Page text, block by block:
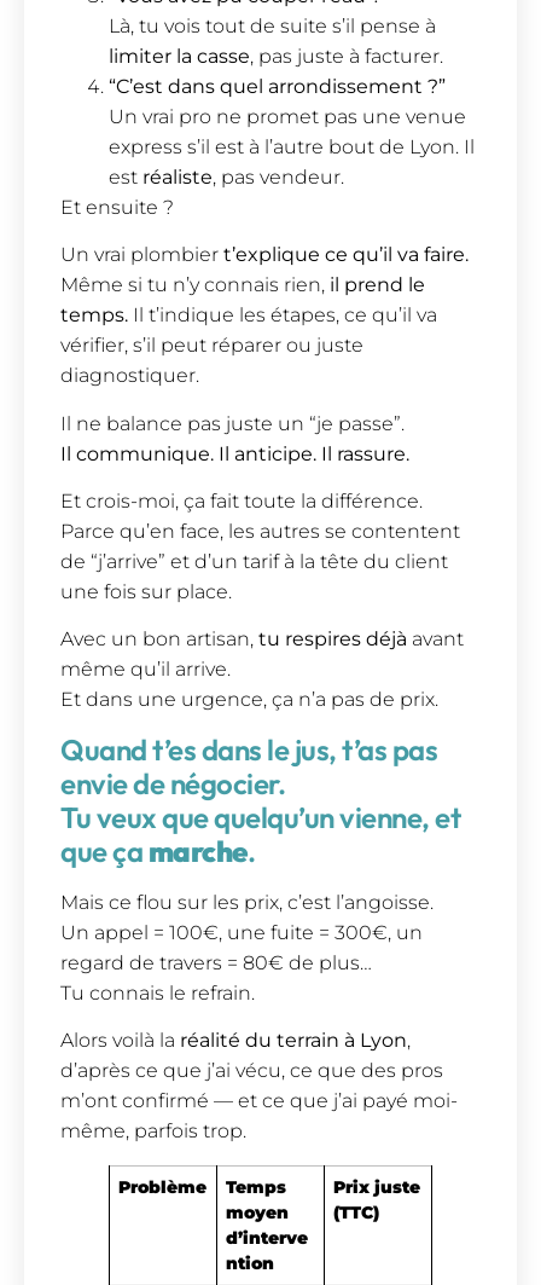
Là, tu vois tout de suite s’il pense à
limiter la casse, pas juste à facturer.
“C’est dans quel arrondissement ?”
Un vrai pro ne promet pas une venue
express s’il est à l’autre bout de Lyon. Il
est réaliste, pas vendeur.
Et ensuite ?
Un vrai plombier t’explique ce qu’il va faire.
Même si tu n’y connais rien, il prend le
temps. Il t’indique les étapes, ce qu’il va
vérifier, s’il peut réparer ou juste
diagnostiquer.
Il ne balance pas juste un “je passe”.
Il communique. Il anticipe. Il rassure.
Et crois-moi, ça fait toute la différence.
Parce qu’en face, les autres se contentent
de “j’arrive” et d’un tarif à la tête du client
une fois sur place.
Avec un bon artisan, tu respires déjà avant
même qu’il arrive.
Et dans une urgence, ça n’a pas de prix.
Quand t’es dans le jus, t’as pas
envie de négocier.
Tu veux que quelqu’un vienne, et
que ça marche.
Mais ce flou sur les prix, c’est l’angoisse.
Un appel = 100€, une fuite = 300€, un
regard de travers = 80€ de plus…
Tu connais le refrain.
Alors voilà la réalité du terrain à Lyon,
d’après ce que j’ai vécu, ce que des pros
m’ont confirmé — et ce que j’ai payé moi-
même, parfois trop.
Problème
Temps
moyen
d’interve
ntion
Prix juste
(TTC)